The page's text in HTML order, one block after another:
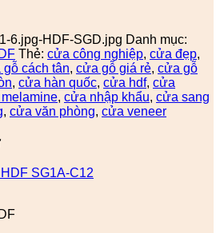
6.jpg-HDF-SGD.jpg Danh mục:
Thẻ: cửa công nghiệp, cửa đẹp,
gỗ cách tân, cửa gỗ giá rẻ, cửa gỗ
, cửa hàn quốc, cửa hdf, cửa
, cửa nhập khẩu, cửa sang
, cửa văn phòng, cửa veneer